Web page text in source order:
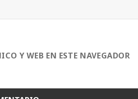
Y WEB EN ESTE NAVEGADOR